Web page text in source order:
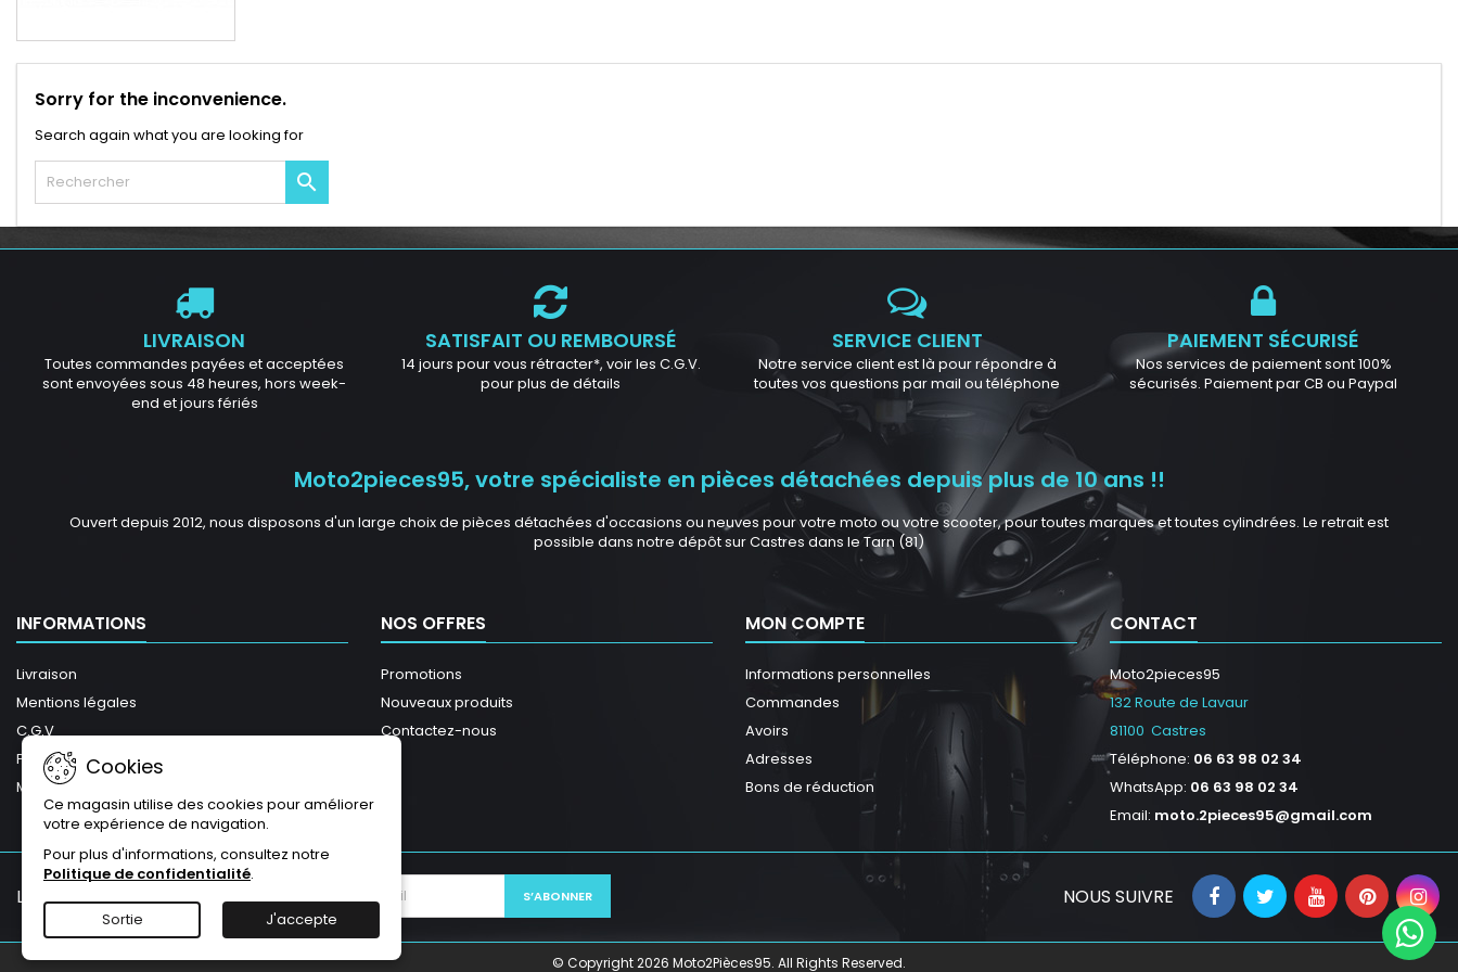
Sorry for the inconvenience.
Search again what you are looking for

LIVRAISON
Toutes commandes payées et acceptées
sont envoyées sous 48 heures, hors week-
end et jours fériés
SATISFAIT OU REMBOURSÉ
14 jours pour vous rétracter*, voir les C.G.V.
pour plus de détails
SERVICE CLIENT
Notre service client est là pour répondre à
toutes vos questions par mail ou téléphone
PAIEMENT SÉCURISÉ
Nos services de paiement sont 100%
sécurisés. Paiement par CB ou Paypal
Moto2pieces95, votre spécialiste en pièces détachées depuis plus de 10 ans !!
Ouvert depuis 2012, nous disposons d'un large choix de pièces détachées d'occasions ou neuves pour votre moto ou votre scooter, pour toutes marques et toutes cylindrées. Le retrait est
possible dans notre dépôt sur Castres dans le Tarn (81)
INFORMATIONS
Livraison
Mentions légales
C.G.V
Plan du site
Magasins
NOS OFFRES
Promotions
Nouveaux produits
Contactez-nous
MON COMPTE
Informations personnelles
Commandes
Avoirs
Adresses
Bons de réduction
CONTACT
Moto2pieces95
132 Route de Lavaur
81100 Castres
Téléphone: 06 63 98 02 34
WhatsApp: 06 63 98 02 34
Email: moto.2pieces95@gmail.com
Cookies
Ce magasin utilise des cookies pour améliorer
votre expérience de navigation.
Pour plus d'informations, consultez notre
Politique de confidentialité.
Sortie J'accepte
LETTRE D'INFORMATIONS NOUS SUIVRE
© Copyright 2026 Moto2Pièces95. All Rights Reserved.